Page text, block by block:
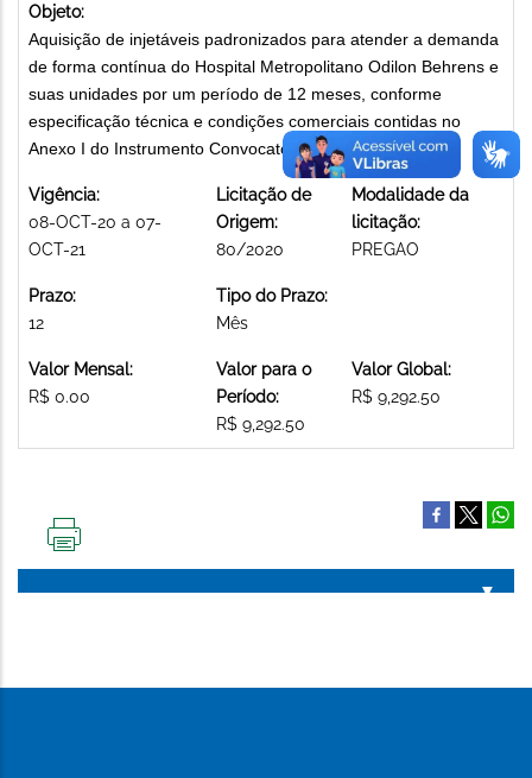
Objeto:
Aquisição de injetáveis padronizados para atender a demanda
de forma contínua do Hospital Metropolitano Odilon Behrens e
suas unidades por um período de 12 meses, conforme
especificação técnica e condições comerciais contidas no
Anexo I do Instrumento Convocatório. MEDICAMENTOS
Vigência:
08-OCT-20 a 07-
OCT-21
Licitação de
Origem:
80/2020
Modalidade da
licitação:
PREGAO
Prazo:
12
Tipo do Prazo:
Mês
Valor Mensal:
R$ 0.00
Valor para o
Período:
R$ 9,292.50
Valor Global:
R$ 9,292.50
PÁGINA